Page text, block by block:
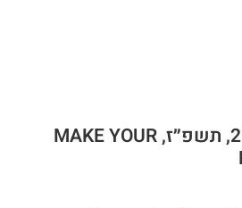
יומן מעוצב 2026-27, תשפ״ז, MAKE YOUR